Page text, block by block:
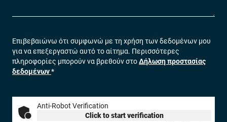
Επιβεβαιώνω ότι συμφωνώ με τη χρήση των δεδομένων μου
για να επεξεργαστώ αυτό το αίτημα. Περισσότερες
πληροφορίες μπορούν να βρεθούν στοΔήλωση προστασίας
δεδομένων*
Anti-Robot Verification
Click to start verification